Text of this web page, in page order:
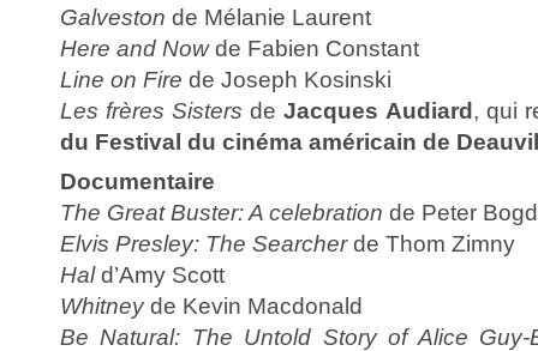
Galveston de Mélanie Laurent
Here and Nowde Fabien Constant
Line on Fire de Joseph Kosinski
Les frères Sisters deJacques Audiard, qui
du Festival du cinéma américain de
Documentaire
The Great Buster: A celebration de Peter
Elvis Presley: The Searcherde Thom Zimny
Hald’Amy Scott
Whitneyde Kevin Macdonald
Be Natural: The Untold Story of Alice Guy-